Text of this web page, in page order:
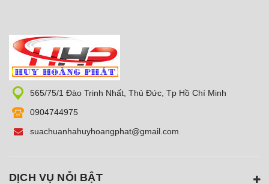
565/75/1 Đào Trinh Nhất, Thủ Đức, Tp Hồ Chí Minh
0904744975
suachuanhahuyhoangphat@gmail.com
DỊCH VỤ NỖI BẬT